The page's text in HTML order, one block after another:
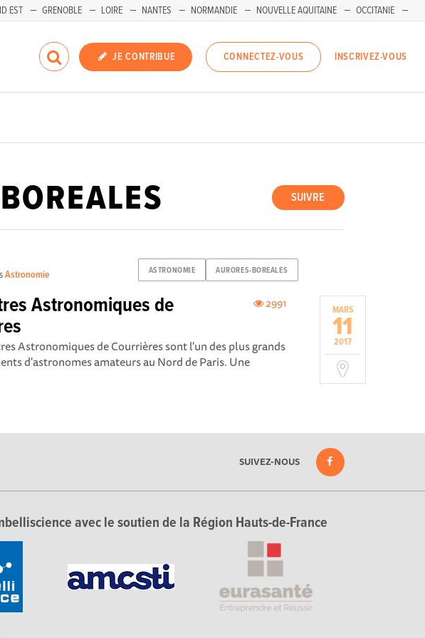
EST GRENOBLE LOIRE NANTES NORMANDIE NOUVELLE AQUITAINE
OCCITANIE
JE CONTRIBUE CONNECTEZ-VOUS INSCRIVEZ-VOUS
SUIVRE
ASTRONOMIE AURORES-BOREALES
Astronomie
MARS
11
2017
2991
Astronomiques de
Astronomiques de Courrières sont l'un des plus grands
d'astronomes amateurs au Nord de Paris. Une
SUIVEZ-NOUS
avec le soutien de la Région Hauts-de-France